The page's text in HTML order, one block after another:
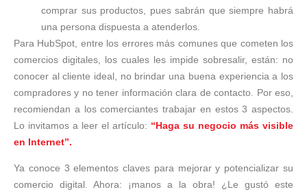
comprar sus productos, pues sabrán que siempre habrá
una persona dispuesta a atenderlos.
Para HubSpot, entre los errores más comunes que cometen los
comercios digitales, los cuales les impide sobresalir, están: no
conocer al cliente ideal, no brindar una buena experiencia a los
compradores y no tener información clara de contacto. Por eso,
recomiendan a los comerciantes trabajar en estos 3 aspectos.
Lo invitamos a leer el artículo: “Haga su negocio más visible
en Internet”.
Ya conoce 3 elementos claves para mejorar y potencializar su
comercio digital. Ahora: ¡manos a la obra! ¿Le gustó este